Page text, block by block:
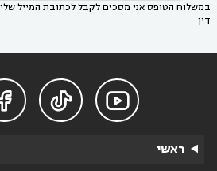
במשלוח הטופס אני מסכים לקבל לכתובת המייל
דין


ראשי